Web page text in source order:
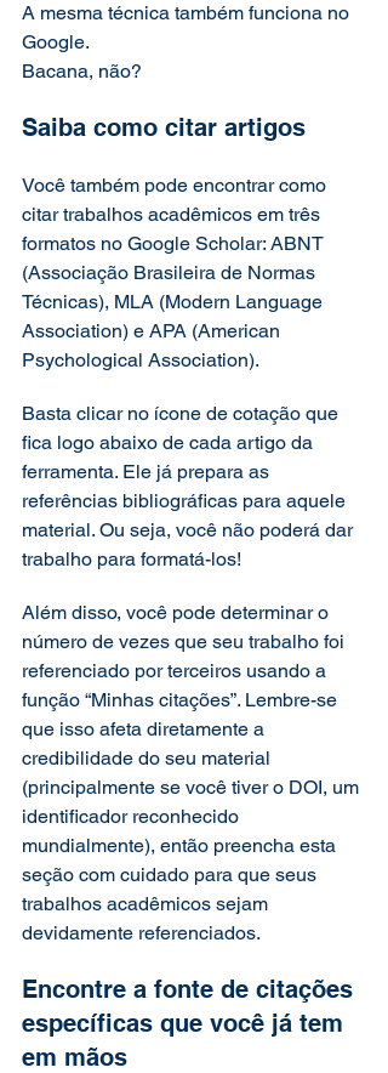
A mesma técnica também funciona no
Google.
Bacana, não?
Saiba como citar artigos
Você também pode encontrar como
citar trabalhos acadêmicos em três
formatos no Google Scholar: ABNT
(Associação Brasileira de Normas
Técnicas), MLA (Modern Language
Association) e APA (American
Psychological Association).
Basta clicar no ícone de cotação que
fica logo abaixo de cada artigo da
ferramenta. Ele já prepara as
referências bibliográficas para aquele
material. Ou seja, você não poderá dar
trabalho para formatá-los!
Além disso, você pode determinar o
número de vezes que seu trabalho foi
referenciado por terceiros usando a
função “Minhas citações”. Lembre-se
que isso afeta diretamente a
credibilidade do seu material
(principalmente se você tiver o DOI, um
identificador reconhecido
mundialmente), então preencha esta
seção com cuidado para que seus
trabalhos acadêmicos sejam
devidamente referenciados.
Encontre a fonte de citações
específicas que você já tem
em mãos